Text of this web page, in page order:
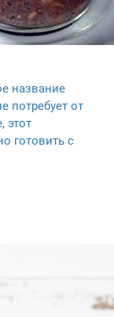
название
потребует от
этот
готовить с